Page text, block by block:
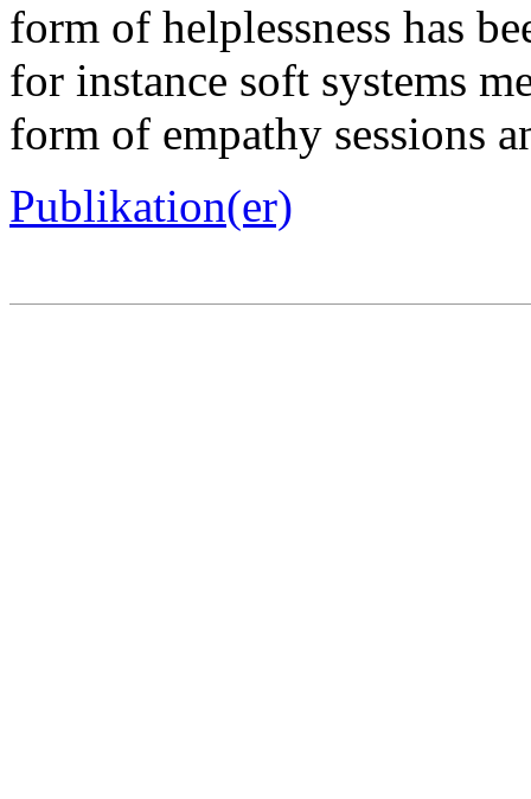
form of helplessness has
for instance soft systems
form of empathy sessions
Publikation(er)